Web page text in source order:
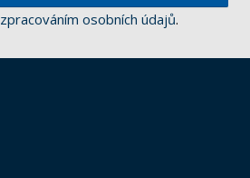
zpracováním osobních údajů.